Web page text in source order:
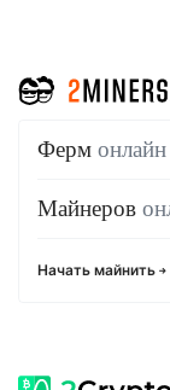
Ферм онлайн
Майнеров
Начать майнить